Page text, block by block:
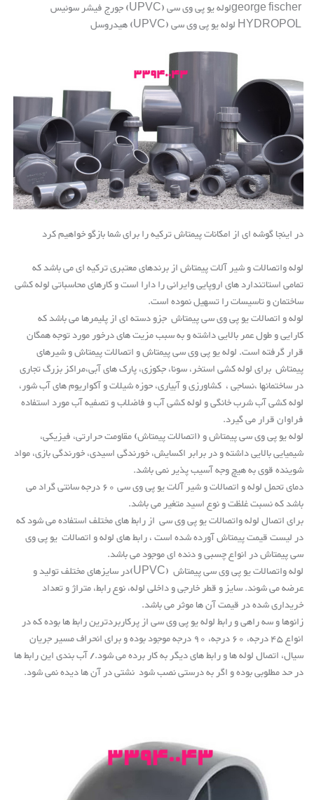
george fischerلوله یو پی وی سی(UPVC)جورج فیشر سوئیس
HYDROPOLلوله یو پی وی سی(UPVC)هیدروسل
در اینجا گوشه ای از امکانات پیمتاش ترکیه را برای شما بازگو خواهیم کرد
لوله واتصالات و شیر آلاتپیمتاش از برندهای معتبری ترکیه ای می باشد که
تمامی استاتندارد های اروپایی وایرانی را دارا است و کارهای محاسباتی لوله کشی
ساختمان و تاسیسات را تسهیل نموده است.
لوله و اتصالات یو پی وی سی پیمتاش جزو دسته ای از پلیمرها می باشد که
کارایی و طول عمر بالایی داشته و به سبب مزیت های درخور مورد توجه همگان
قرار گرفته است. لوله یو پی وی سی پیمتاش و اتصالات پیمتاش و شیرهای
پیمتاش برای لوله کشی استخر، سونا، جکوزی، پارک های آبی،مراکز بزرگ تجاری
در ساختمانها ،نساجی ، کشاورزی و آبیاری، حوزه شیلات و آکواریوم های آب شور،
لوله کشی آب شرب خانگی و لوله کشی آب و فاضلاب و تصفیه آب مورد استفاده
فراوان قرار می گیرد.
لوله یو پی وی سی پیمتاش و (اتصالات پیمتاش) مقاومت حرارتی، فیزیکی،
شیمیایی بالایی داشته و در برابر اکسایش، خورندگی اسیدی، خورندگی بازی، مواد
شوینده قوی به هیچ وجه آسیب پذیر نمی باشد.
دمای تحمل لوله و اتصالات و شیر آلات یو پی وی سی 60 درجه سانتی گراد می
باشد که نسبت غلظت و نوع اسید متغیر می باشد.
برای اتصال لوله واتصالات یو پی وی سی از رابط های مختلف استفاده می شود که
در لیست قیمت پیمتاش آورده شده است ، رابط های لوله و اتصالات یو پی وی
سی پیمتاش در انواع چسبی و دنده ای موجود می باشد.
لوله واتصالات یو پی وی سی پیمتاش (UPVC)در سایزهای مختلف تولید و
عرضه می شوند. سایز و قطر خارجی و داخلی لوله، نوع رابط، متراژ و تعداد
خریداری شده در قیمت آن ها موثر می باشد.
زانوها و سه راهی و رابط لوله یو پی وی سی از پرکاربردترین رابط ها بوده که در
انواع 45 درجه، 60 درجه، 90 درجه موجود بوده و برای انحراف مسیر جریان
سیال، اتصال لوله ها و رابط های دیگر به کار برده می شود./ آب بندی این رابط ها
در حد مطلوبی بوده و اگر به درستی نصب شود نشتی در آن ها دیده نمی شود.